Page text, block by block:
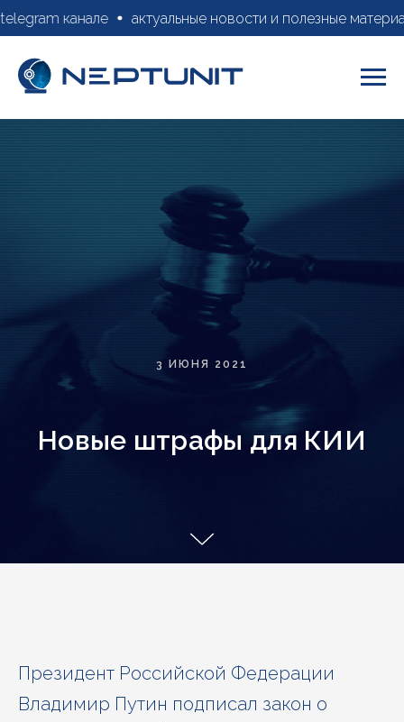
канале актуальные новости и полезные
3 ИЮНЯ 2021
Новые штрафы для КИИ
Президент Российской Федерации
Владимир Путин подписал закон о